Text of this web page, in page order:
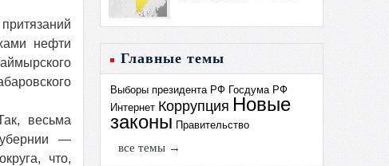
нефти
весьма
—
что,
Главные темы
Выборы президента РФ Госдума РФ
Интернет Коррупция Новые
законы Правительство
все темы →